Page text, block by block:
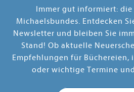
Immer gut informiert: die
Michaelsbundes. Entdecken
Newsletter und bleiben Sie
Stand! Ob aktuelle
Empfehlungen für Büchereien,
oder wichtige Termine